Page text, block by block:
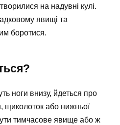
на надувні кулі.
явищі та
боротися.
ноги внизу, йдеться про
щиколоток або нижньої
тимчасове явище або ж